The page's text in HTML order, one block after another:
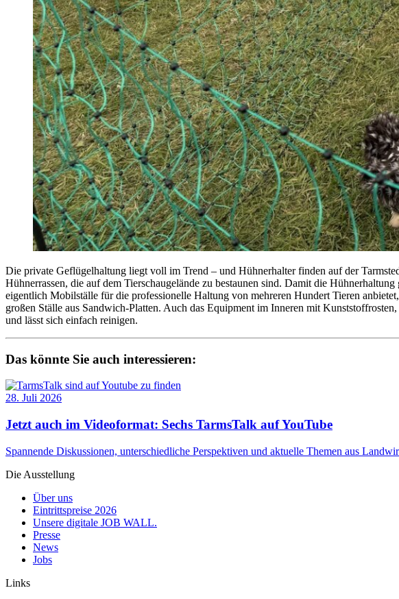
Die private Geflügelhaltung liegt voll im Trend – und Hühnerhalter finden auf der
Hühnerrassen, die auf dem Tierschaugelände zu bestaunen sind. Damit die
eigentlich Mobilställe für die professionelle Haltung von mehreren Hundert Tieren
großen Ställe aus Sandwich-Platten. Auch das Equipment im Inneren mit
und lässt sich einfach reinigen.
Das könnte Sie auch interessieren:
28. Juli 2026
Jetzt auch im Videoformat: Sechs TarmsTalk auf YouTube
Spannende Diskussionen, unterschiedliche Perspektiven und aktuelle Themen aus
Die Ausstellung
Über uns
Eintrittspreise 2026
Unsere digitale JOB WALL.
Presse
News
Jobs
Links